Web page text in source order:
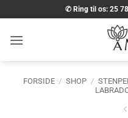
til
indhold
✆ Ring til os: 25
FORSIDE / SHOP /